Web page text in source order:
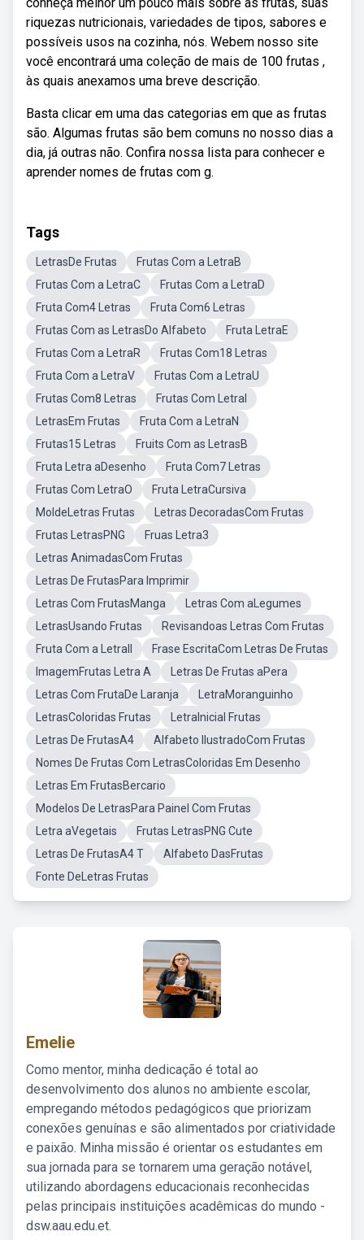
riquezas nutricionais, variedades de tipos, sabores e
possíveis usos na cozinha, nós. Webem nosso site
você encontrará uma coleção de mais de 100 frutas ,
às quais anexamos uma breve descrição.
Basta clicar em uma das categorias em que as frutas
são. Algumas frutas são bem comuns no nosso dias a
dia, já outras não. Confira nossa lista para conhecer e
aprender nomes de frutas com g.
Tags
LetrasDe Frutas
Frutas Com a LetraB
Frutas Com a LetraC
Frutas Com a LetraD
Fruta Com4 Letras
Fruta Com6 Letras
Frutas Com as LetrasDo Alfabeto
Fruta LetraE
Frutas Com a LetraR
Frutas Com18 Letras
Fruta Com a LetraV
Frutas Com a LetraU
Frutas Com8 Letras
Frutas Com LetraI
LetrasEm Frutas
Fruta Com a LetraN
Frutas15 Letras
Fruits Com as LetrasB
Fruta Letra aDesenho
Fruta Com7 Letras
Frutas Com LetraO
Fruta LetraCursiva
MoldeLetras Frutas
Letras DecoradasCom Frutas
Frutas LetrasPNG
Fruas Letra3
Letras AnimadasCom Frutas
Letras De FrutasPara Imprimir
Letras Com FrutasManga
Letras Com aLegumes
LetrasUsando Frutas
Revisandoas Letras Com Frutas
Fruta Com a LetraII
Frase EscritaCom Letras De Frutas
ImagemFrutas Letra A
Letras De Frutas aPera
Letras Com FrutaDe Laranja
LetraMoranguinho
LetrasColoridas Frutas
LetraInicial Frutas
Letras De FrutasA4
Alfabeto IlustradoCom Frutas
Nomes De Frutas Com LetrasColoridas Em Desenho
Letras Em FrutasBercario
Modelos De LetrasPara Painel Com Frutas
Letra aVegetais
Frutas LetrasPNG Cute
Letras De FrutasA4 T
Alfabeto DasFrutas
Fonte DeLetras Frutas
Emelie
Como mentor, minha dedicação é total ao
desenvolvimento dos alunos no ambiente escolar,
empregando métodos pedagógicos que priorizam
conexões genuínas e são alimentados por criatividade
e paixão. Minha missão é orientar os estudantes em
sua jornada para se tornarem uma geração notável,
utilizando abordagens educacionais reconhecidas
pelas principais instituições acadêmicas do mundo -
dsw.aau.edu.et.